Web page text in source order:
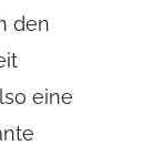
den
eine